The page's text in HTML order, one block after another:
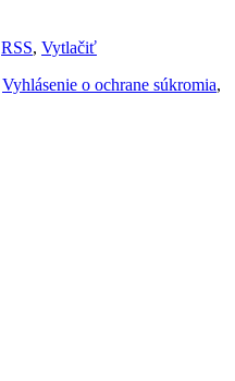
RSS, Vytlačiť
Vyhlásenie o ochrane súkromia,